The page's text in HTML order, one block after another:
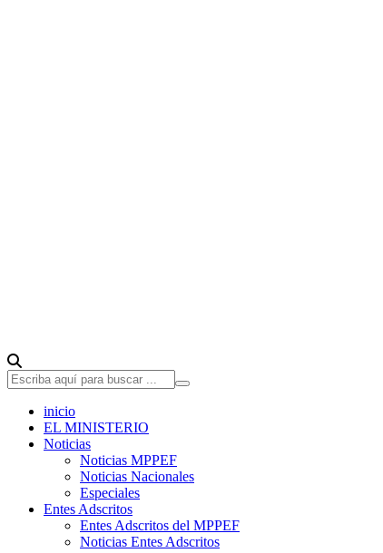
inicio
EL MINISTERIO
Noticias
Noticias MPPEF
Noticias Nacionales
Especiales
Entes Adscritos
Entes Adscritos del MPPEF
Noticias Entes Adscritos